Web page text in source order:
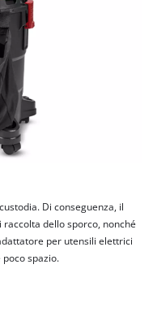
vostro consenso
Google Maps !
to load due
not disclosed to the
needs to setup
Di conseguenza, il
dello sporco, nonché
per utensili elettrici
spazio.